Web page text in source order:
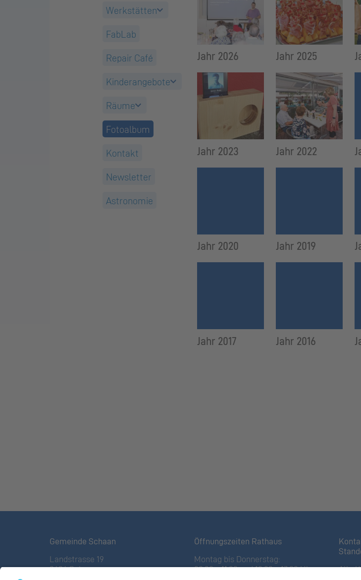
Werkstätten
FabLab
Repair Café
Kinderangebote
Räume
Fotoalbum
Kontakt
Newsletter
Astronomie
Jahr 2026 Jahr 2025
Jahr 2023 Jahr 2022
Jahr 2020 Jahr 2019
Jahr 2017 Jahr 2016
Gemeinde Schaan
Landstrasse 19
9494 Schaan
Öffnungszeiten Rathaus
Montag bis Donnerstag:
08:00 – 11:30 und 13:30 – 17:00 Uhr
Alle